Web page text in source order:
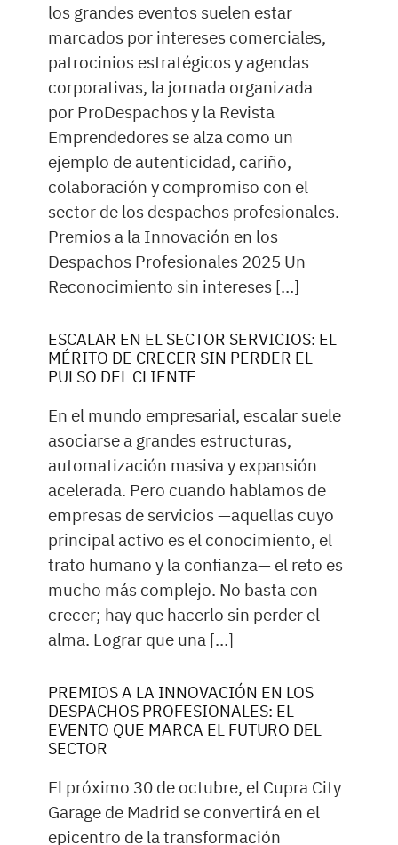
los grandes eventos suelen estar
marcados por intereses comerciales,
patrocinios estratégicos y agendas
corporativas, la jornada organizada
por ProDespachos y la Revista
Emprendedores se alza como un
ejemplo de autenticidad, cariño,
colaboración y compromiso con el
sector de los despachos profesionales.
Premios a la Innovación en los
Despachos Profesionales 2025 Un
Reconocimiento sin intereses […]
ESCALAR EN EL SECTOR SERVICIOS: EL
MÉRITO DE CRECER SIN PERDER EL
PULSO DEL CLIENTE
En el mundo empresarial, escalar suele
asociarse a grandes estructuras,
automatización masiva y expansión
acelerada. Pero cuando hablamos de
empresas de servicios —aquellas cuyo
principal activo es el conocimiento, el
trato humano y la confianza— el reto es
mucho más complejo. No basta con
crecer; hay que hacerlo sin perder el
alma. Lograr que una […]
PREMIOS A LA INNOVACIÓN EN LOS
DESPACHOS PROFESIONALES: EL
EVENTO QUE MARCA EL FUTURO DEL
SECTOR
El próximo 30 de octubre, el Cupra City
Garage de Madrid se convertirá en el
epicentro de la transformación